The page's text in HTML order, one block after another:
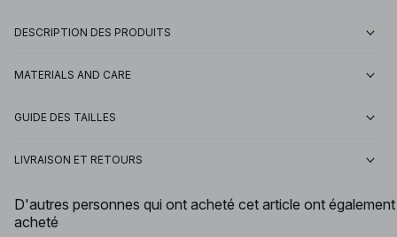
DESCRIPTION DES PRODUITS
MATERIALS AND CARE
GUIDE DES TAILLES
LIVRAISON ET RETOURS
D'autres personnes qui ont acheté cet article ont également
acheté